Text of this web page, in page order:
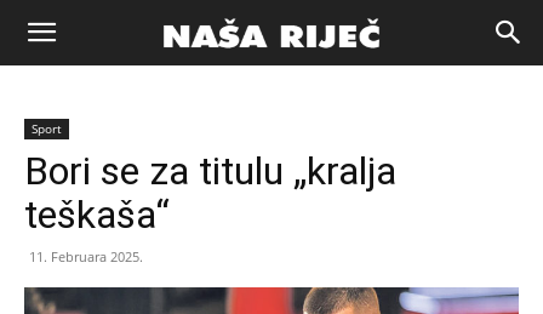
Naša
riječ
Sport
Bori se za titulu „kralja
teškaša“
11. Februara 2025.